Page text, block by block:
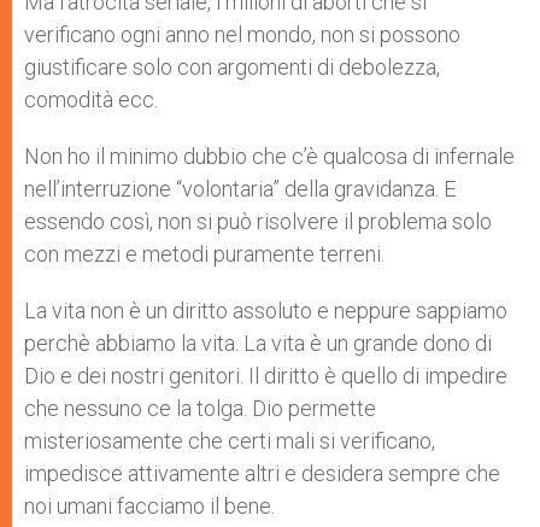
verificano ogni anno nel mondo, non si possono
giustificare solo con argomenti di debolezza,
comodità ecc.
Non ho il minimo dubbio che c’è qualcosa di infernale
nell’interruzione “volontaria” della gravidanza. E
essendo così, non si può risolvere il problema solo
con mezzi e metodi puramente terreni.
La vita non è un diritto assoluto e neppure sappiamo
perchè abbiamo la vita. La vita è un grande dono di
Dio e dei nostri genitori. Il diritto è quello di impedire
che nessuno ce la tolga. Dio permette
misteriosamente che certi mali si verificano,
impedisce attivamente altri e desidera sempre che
noi umani facciamo il bene.